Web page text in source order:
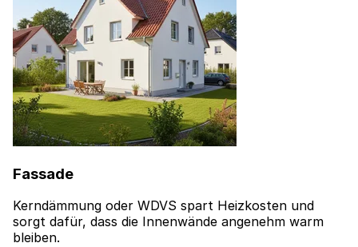
Fassade
Kerndämmung oder WDVS spart Heizkosten und
sorgt dafür, dass die Innenwände angenehm warm
bleiben.